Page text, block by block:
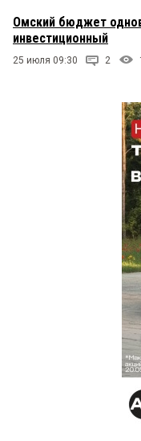
Омский бюджет
инвестиционный
25 июля 09:30 2